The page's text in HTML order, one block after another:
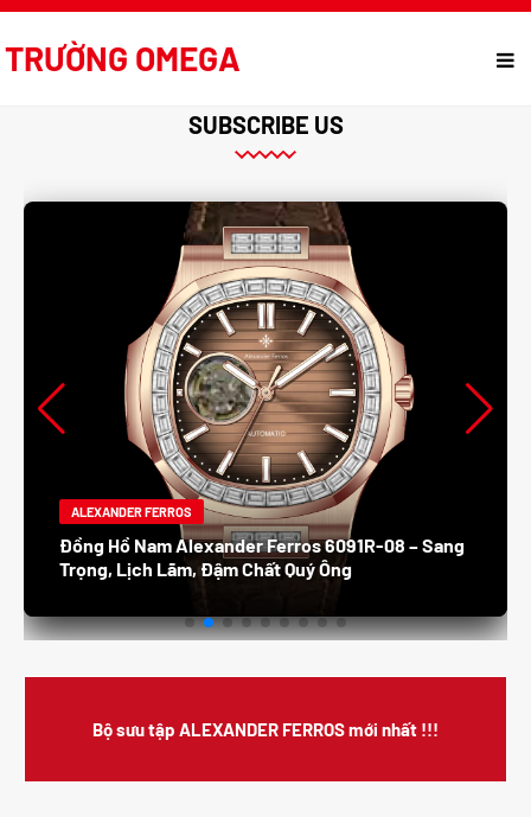
TRƯỜNG OMEGA
SUBSCRIBE US
ALEXANDER FERROS
Đồng Hồ Nam Alexander Ferros 6091R-08 – Sang
Trọng, Lịch Lãm, Đậm Chất Quý Ông
Bộ sưu tập ALEXANDER FERROS mới nhất !!!